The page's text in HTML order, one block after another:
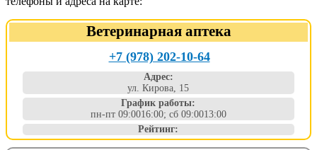
Ветеринарная аптека
+7 (978) 202-10-64
Адрес:
ул. Кирова, 15
График работы:
пн-пт 09:0016:00; сб 09:0013:00
Рейтинг: